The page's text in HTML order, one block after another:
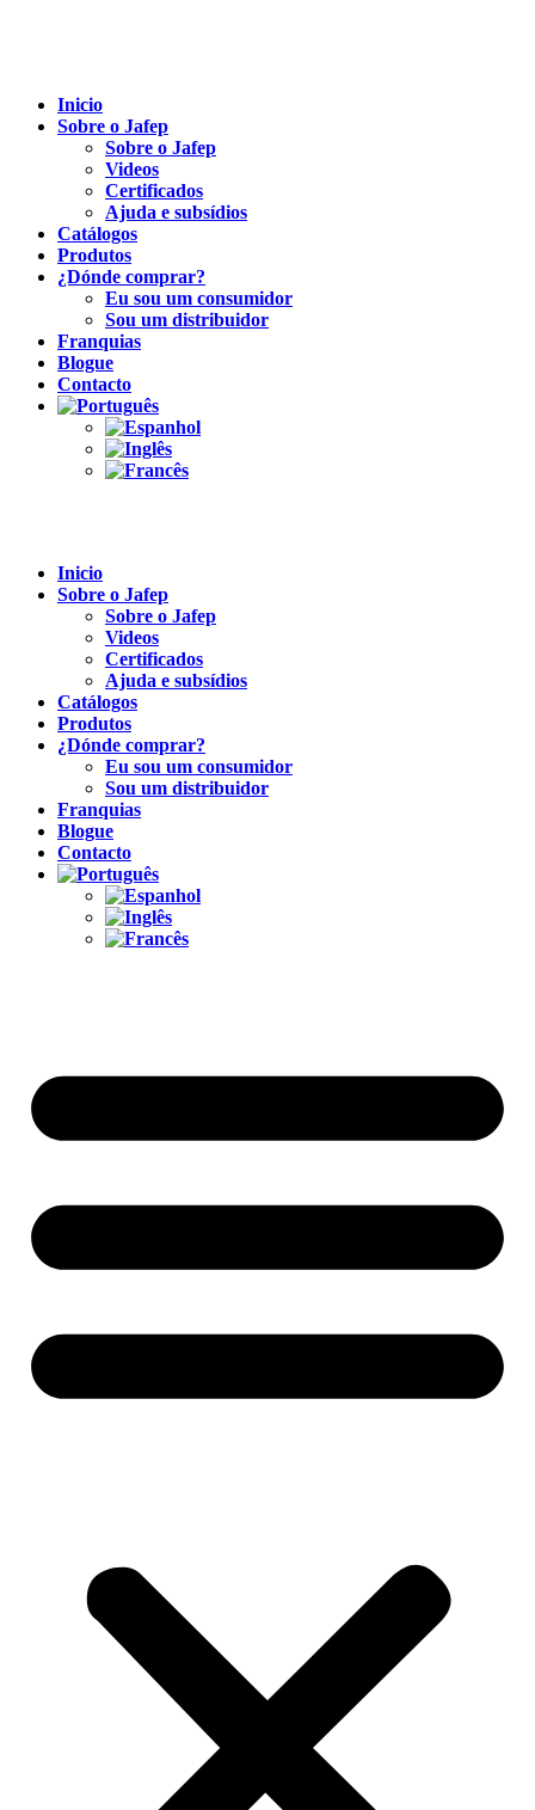
Inicio
Sobre o Jafep
Sobre o Jafep
Videos
Certificados
Ajuda e subsídios
Catálogos
Produtos
¿Dónde comprar?
Eu sou um consumidor
Sou um distribuidor
Franquias
Blogue
Contacto
Inicio
Sobre o Jafep
Sobre o Jafep
Videos
Certificados
Ajuda e subsídios
Catálogos
Produtos
¿Dónde comprar?
Eu sou um consumidor
Sou um distribuidor
Franquias
Blogue
Contacto